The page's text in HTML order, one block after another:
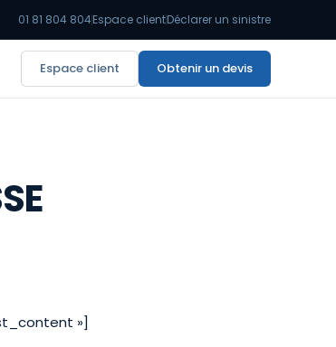
01 81 804 804Espace clientDéclarer un sinistre
Espace client Obtenir un devis
»]